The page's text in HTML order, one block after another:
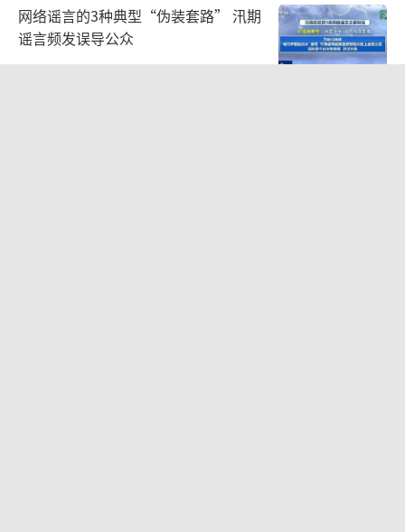
网络谣言的3种典型“伪装套路” 汛期
谣言频发误导公众
2026-08-08 10:47:53